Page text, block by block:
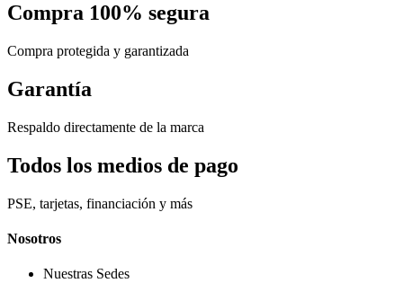
Compra 100% segura
Compra protegida y garantizada
Garantía
Respaldo directamente de la marca
Todos los medios de pago
PSE, tarjetas, financiación y más
Nosotros
Nuestras Sedes